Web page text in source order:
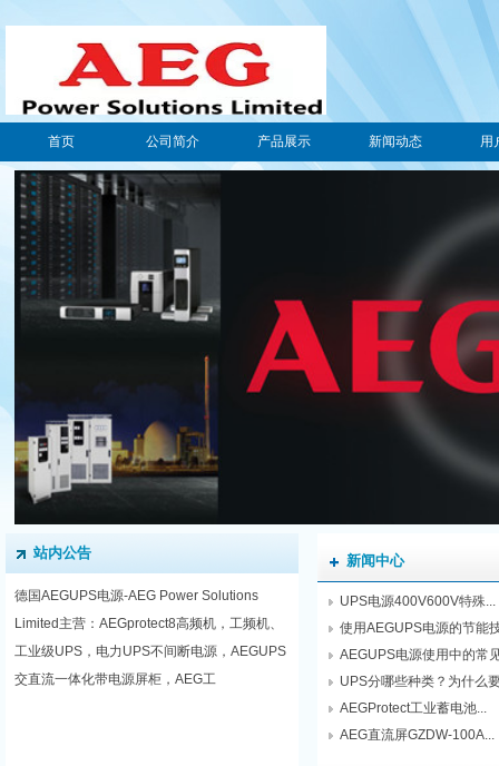
首页 公司简介 产品展示 新闻动态 用
站内公告
德国AEGUPS电源-AEG Power Solutions
Limited主营：AEGprotect8高频机，工频机、
工业级UPS，电力UPS不间断电源，AEGUPS
交直流一体化带电源屏柜，AEG工
新闻中心
UPS电源400V600V特殊...
使用AEGUPS电源的节能
AEGUPS电源使用中的常
UPS分哪些种类？为什么
AEGProtect工业蓄电池...
AEG直流屏GZDW-100A...